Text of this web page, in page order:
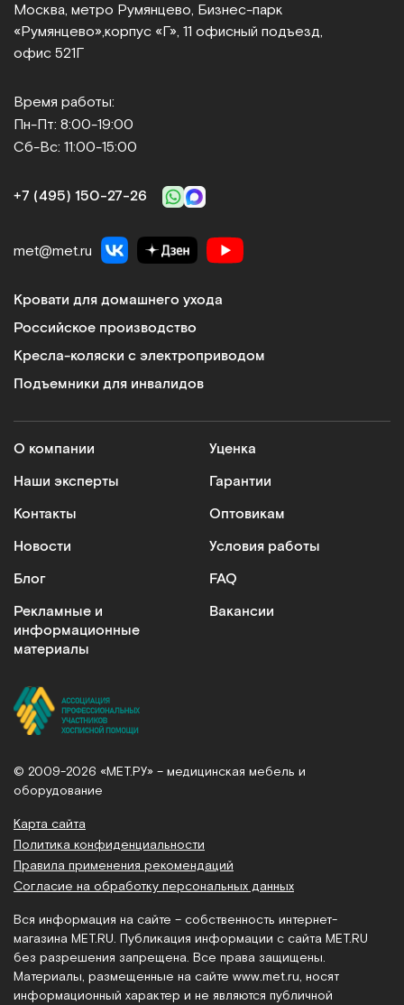
Москва, метро Румянцево, Бизнес‑парк
«Румянцево», корпус «Г», 11 офисный подъезд,
офис 521Г
Время работы:
Пн-Пт: 8:00-19:00
Сб-Вс: 11:00-15:00
+7 (495) 150‑27‑26
met@met.ru
Кровати для домашнего ухода
Российское производство
Кресла-коляски с электроприводом
Подъемники для инвалидов
О компании
Наши эксперты
Контакты
Новости
Блог
Рекламные и
информационные
материалы
Уценка
Гарантии
Оптовикам
Условия работы
FAQ
Вакансии
© 2009-2026 «МЕТ.РУ» – медицинская мебель и
оборудование
Карта сайта
Политика конфиденциальности
Правила применения рекомендаций
Согласие на обработку персональных данных
Вся информация на сайте – собственность интернет-
магазина MET.RU. Публикация информации с сайта MET.RU
без разрешения запрещена. Все права защищены.
Материалы, размещенные на сайте www.met.ru , носят
информационный характер и не являются публичной